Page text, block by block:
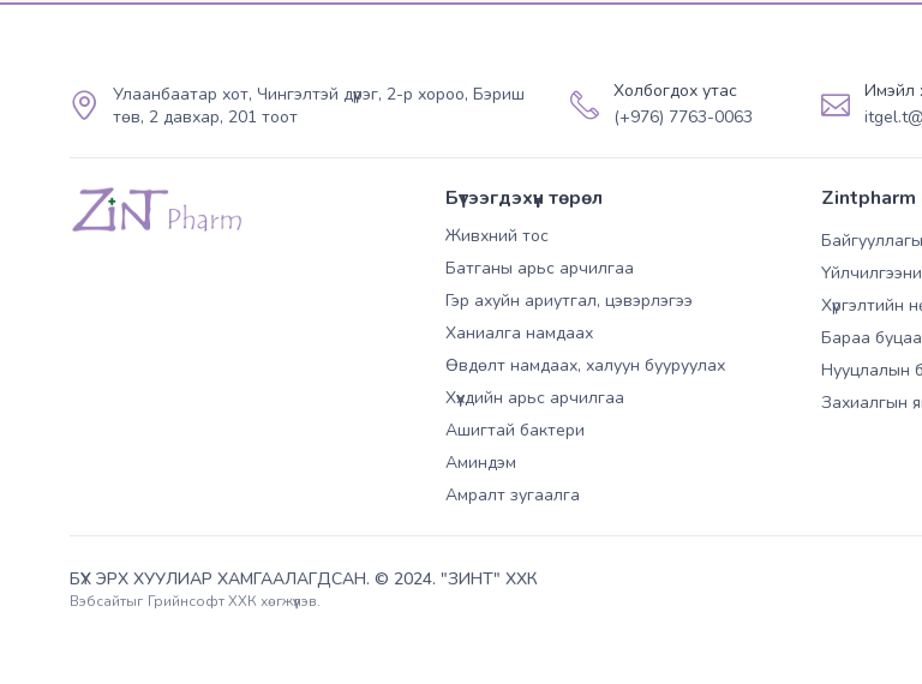
Улаанбаатар хот, Чингэлтэй дүүрэг, 2-р хороо, Бэриш
төв, 2 давхар, 201 тоот
Холбогдох утас
(+976) 7763-0063
Имэйл
Бүтээгдэхүүн төрөл
Живхний тос
Батганы арьс арчилгаа
Гэр ахуйн ариутгал, цэвэрлэгээ
Ханиалга намдаах
Өвдөлт намдаах, халуун бууруулах
Хүүхдийн арьс арчилгаа
Ашигтай бактери
Аминдэм
Амралт зугаалга
Zintpharm
Хүргэлтийн
Бараа
Нууцлалын
Захиалгын
БҮХ ЭРХ ХУУЛИАР ХАМГААЛАГДСАН. © 2024. "ЗИНТ" ХХК
Вэбсайтыг Грийнсофт ХХКхөгжүүлэв.